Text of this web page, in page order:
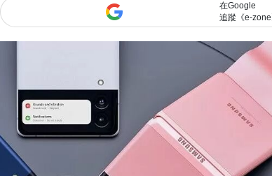
在Google
追蹤《e-zone